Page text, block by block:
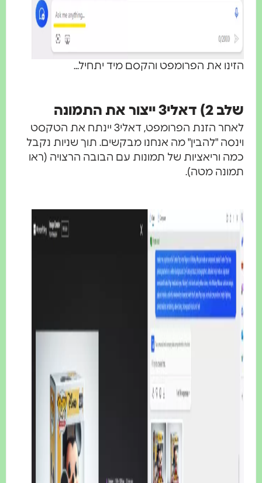
הזינו את הפרומפט והקסם מיד יתחיל...
שלב 2) דאלי3 ייצור את התמונה
לאחר הזנת הפרומפט, דאלי3 יינתח את הטקסט
וינסה "להבין" מה אנחנו מבקשים. תוך שניות נקבל
כמה וריאציות של תמונות עם הבובה הרצויה (ראו
תמונה מטה).